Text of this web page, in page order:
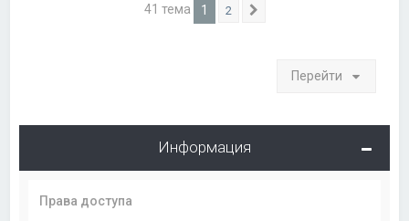
41 тема 1 2
Перейти
Информация
Права доступа